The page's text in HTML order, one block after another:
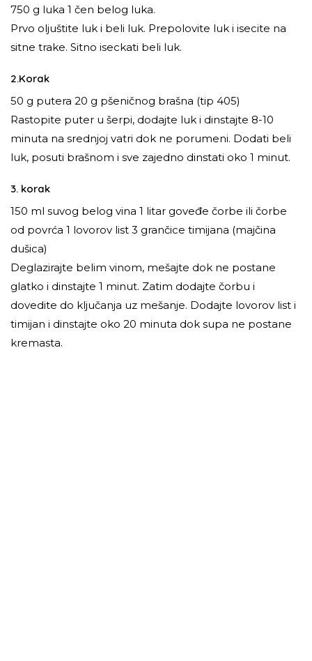
750 g luka 1 čen belog luka.
Prvo oljuštite luk i beli luk. Prepolovite luk i isecite na
sitne trake. Sitno iseckati beli luk.
2.Korak
50 g putera 20 g pšeničnog brašna (tip 405)
Rastopite puter u šerpi, dodajte luk i dinstajte 8-10
minuta na srednjoj vatri dok ne porumeni. Dodati beli
luk, posuti brašnom i sve zajedno dinstati oko 1 minut.
3. korak
150 ml suvog belog vina 1 litar goveđe čorbe ili čorbe
od povrća 1 lovorov list 3 grančice timijana (majčina
dušica)
Deglazirajte belim vinom, mešajte dok ne postane
glatko i dinstajte 1 minut. Zatim dodajte čorbu i
dovedite do ključanja uz mešanje. Dodajte lovorov list i
timijan i dinstajte oko 20 minuta dok supa ne postane
kremasta.